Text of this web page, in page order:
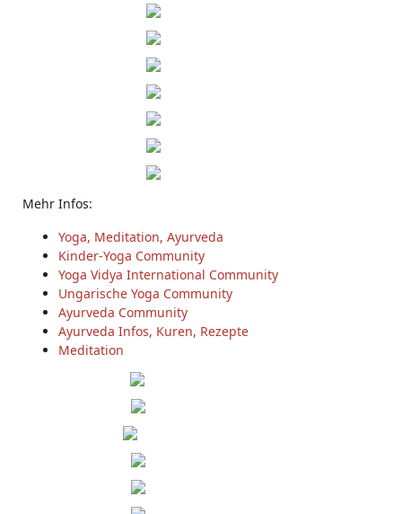
Mehr Infos:
Yoga, Meditation, Ayurveda
Kinder-Yoga Community
Yoga Vidya International Community
Ungarische Yoga Community
Ayurveda Community
Ayurveda Infos, Kuren, Rezepte
Meditation